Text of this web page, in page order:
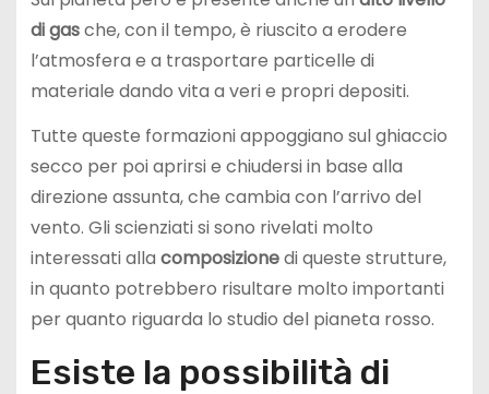
di gasche, con il tempo, è riuscito a erodere
l’atmosfera e a trasportare particelle di
materiale dando vita a veri e propri depositi.
Tutte queste formazioni appoggiano sul ghiaccio
secco per poi aprirsi e chiudersi in base alla
direzione assunta, che cambia con l’arrivo del
vento. Gli scienziati si sono rivelati molto
interessati alla composizionedi queste strutture,
in quanto potrebbero risultare molto importanti
per quanto riguarda lo studio del pianeta rosso.
Esiste la possibilità di